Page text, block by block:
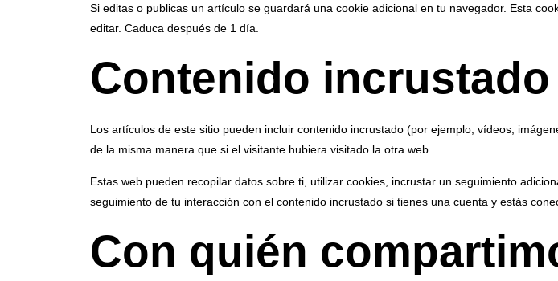
Si editas o publicas un artículo se guardará una cookie adicional en tu navegador. Esta
editar. Caduca después de 1 día.
Contenido
Los artículos de este sitio pueden incluir contenido incrustado (por ejemplo, vídeos,
de la misma manera que si el visitante hubiera visitado la otra web.
Estas web pueden recopilar datos sobre ti, utilizar cookies, incrustar un seguimiento
seguimiento de tu interacción con el contenido incrustado si tienes una cuenta y estás
Con quién